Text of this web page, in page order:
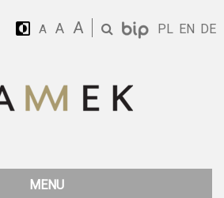
A A A PL EN DE
MENU